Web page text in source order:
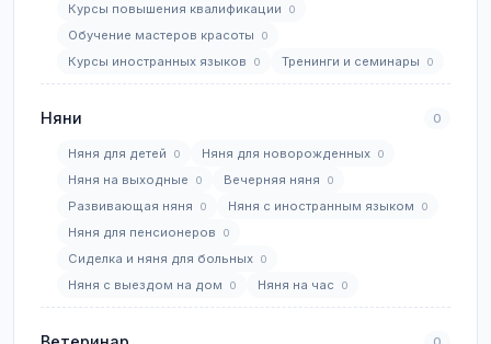
Курсы повышения квалификации 0
Обучение мастеров красоты 0
Курсы иностранных языков 0 Тренинги и семинары 0
Няни 0
Няня для детей 0 Няня для новорожденных 0
Няня на выходные 0 Вечерняя няня 0
Развивающая няня 0 Няня с иностранным языком 0
Няня для пенсионеров 0
Сиделка и няня для больных 0
Няня с выездом на дом 0 Няня на час 0